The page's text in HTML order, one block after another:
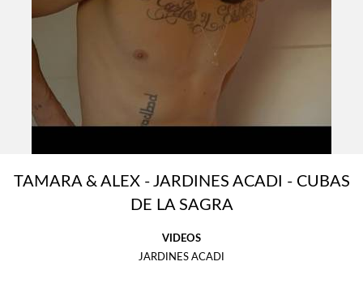
TAMARA & ALEX - JARDINES ACADI - CUBAS
DE LA SAGRA
VIDEOS
JARDINES ACADI